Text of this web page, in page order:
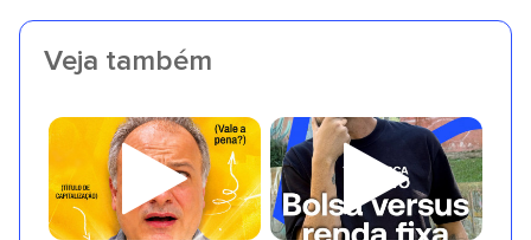
Veja também